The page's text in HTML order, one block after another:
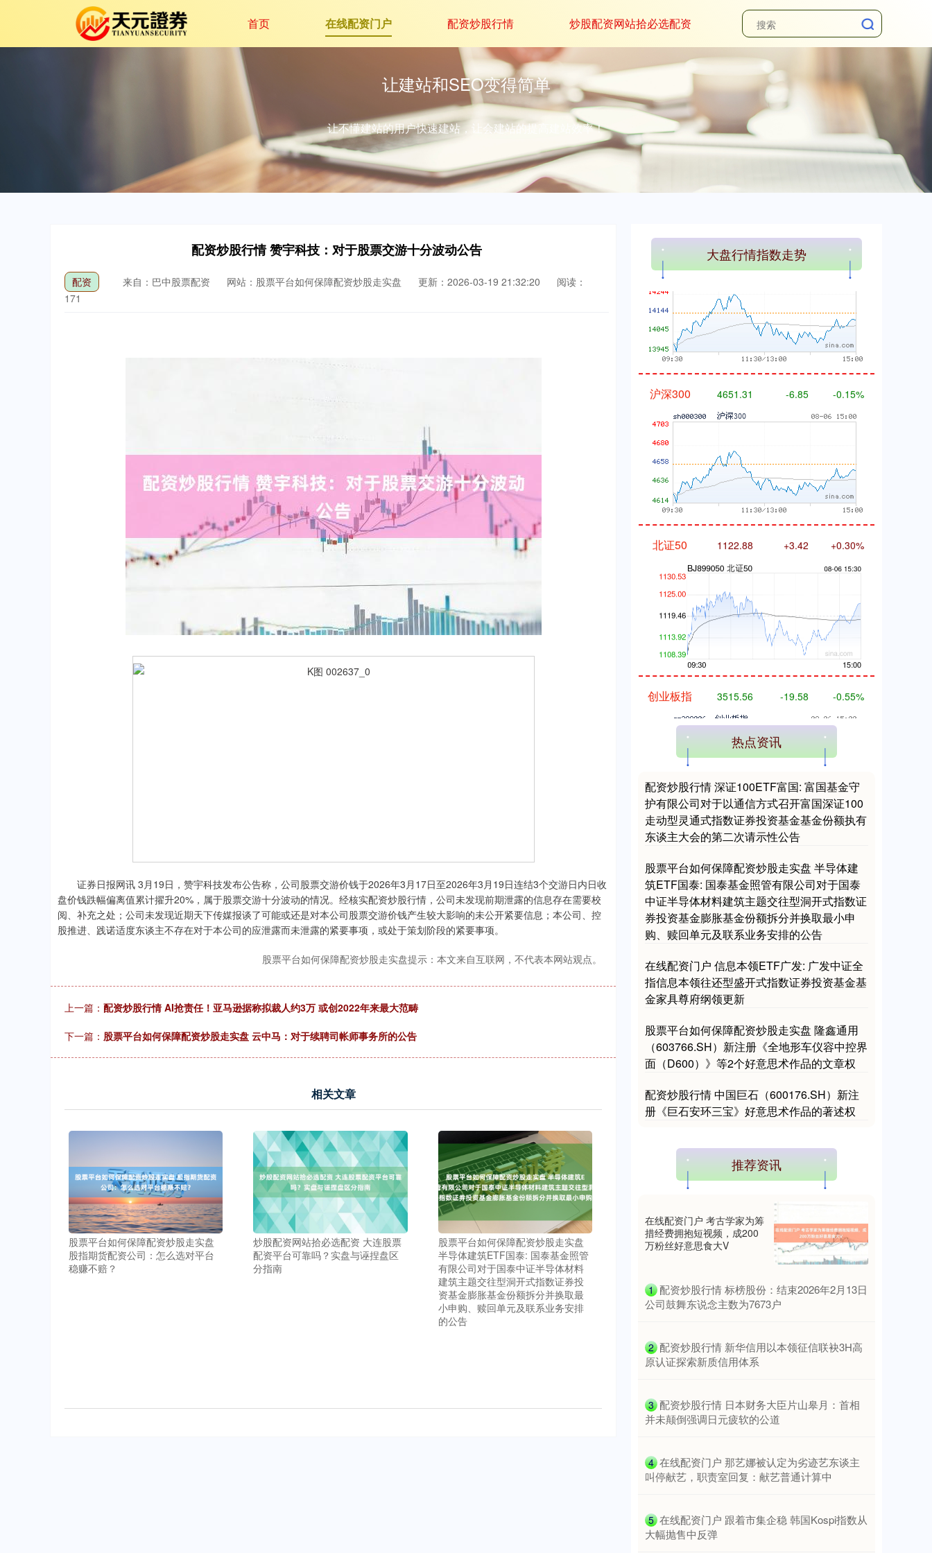
首页 在线配资门户 配资炒股行情 炒股配资网站拾必选配资
让建站和SEO变得简单
让不懂建站的用户快速建站，让会建站的提高建站效率！
配资炒股行情 赞宇科技：对于股票交游十分波动公告
配资 来自：巴中股票配资 网站：股票平台如何保障配资炒股走实盘 更新：2026-03-19 21:32:20
阅读：
171
证券日报网讯 3月19日，赞宇科技发布公告称，公司股票交游价钱于2026年3月17日至2026年3月19日连结3个交游日内日收
盘价钱跌幅偏离值累计擢升20%，属于股票交游十分波动的情况。经核实配资炒股行情，公司未发现前期泄露的信息存在需要校
阅、补充之处；公司未发现近期天下传媒报谈了可能或还是对本公司股票交游价钱产生较大影响的未公开紧要信息；本公司、控
股推进、践诺适度东谈主不存在对于本公司的应泄露而未泄露的紧要事项，或处于策划阶段的紧要事项。
股票平台如何保障配资炒股走实盘提示：本文来自互联网，不代表本网站观点。
上一篇： 配资炒股行情 AI抢责任！亚马逊据称拟裁人约3万 或创2022年来最大范畴
下一篇： 股票平台如何保障配资炒股走实盘 云中马：对于续聘司帐师事务所的公告
相关文章
股票平台如何保障配资炒股走实盘
股指期货配资公司：怎么选对平台
稳赚不赔？
炒股配资网站拾必选配资 大连股票
配资平台可靠吗？实盘与诬捏盘区
分指南
股票平台如何保障配资炒股走实盘
半导体建筑ETF国泰: 国泰基金照管
有限公司对于国泰中证半导体材料
建筑主题交往型洞开式指数证券投
资基金膨胀基金份额拆分并换取最
小申购、赎回单元及联系业务安排
的公告
大盘行情指数走势
上证综指 3900.35 +21.92
沪深300 4651.31 -6.85 -0.15%
北证50 1122.88 +3.42 +0.30%
创业板指 3515.56 -19.58 -0.55%
基金指数 7229.80 -1.63 -0.02%
国债指数 229.59 -0.00 0.00%
上证综指 3900.35 +21.92
热点资讯
配资炒股行情 深证100ETF富国: 富国基金守
护有限公司对于以通信方式召开富国深证100
走动型灵通式指数证券投资基金基金份额执有
东谈主大会的第二次请示性公告
股票平台如何保障配资炒股走实盘 半导体建
筑ETF国泰: 国泰基金照管有限公司对于国泰
中证半导体材料建筑主题交往型洞开式指数证
券投资基金膨胀基金份额拆分并换取最小申
购、赎回单元及联系业务安排的公告
在线配资门户 信息本领ETF广发: 广发中证全
指信息本领往还型盛开式指数证券投资基金基
金家具尊府纲领更新
股票平台如何保障配资炒股走实盘 隆鑫通用
（603766.SH）新注册《全地形车仪容中控界
面（D600）》等2个好意思术作品的文章权
配资炒股行情 中国巨石（600176.SH）新注
册《巨石安环三宝》好意思术作品的著述权
推荐资讯
在线配资门户 考古学家为筹
措经费拥抱短视频，成200
万粉丝好意思食大V
1 ​配资炒股行情 标榜股份：结束2026年2月13日
公司鼓舞东说念主数为7673户
2 ​配资炒股行情 新华信用以本领征信联袂3H高
原认证探索新质信用体系
3 ​配资炒股行情 日本财务大臣片山皋月：首相
并未颠倒强调日元疲软的公道
4 ​在线配资门户 那艺娜被认定为劣迹艺东谈主
叫停献艺，职责室回复：献艺普通计算中
5 ​在线配资门户 跟着市集企稳 韩国Kospi指数从
大幅抛售中反弹